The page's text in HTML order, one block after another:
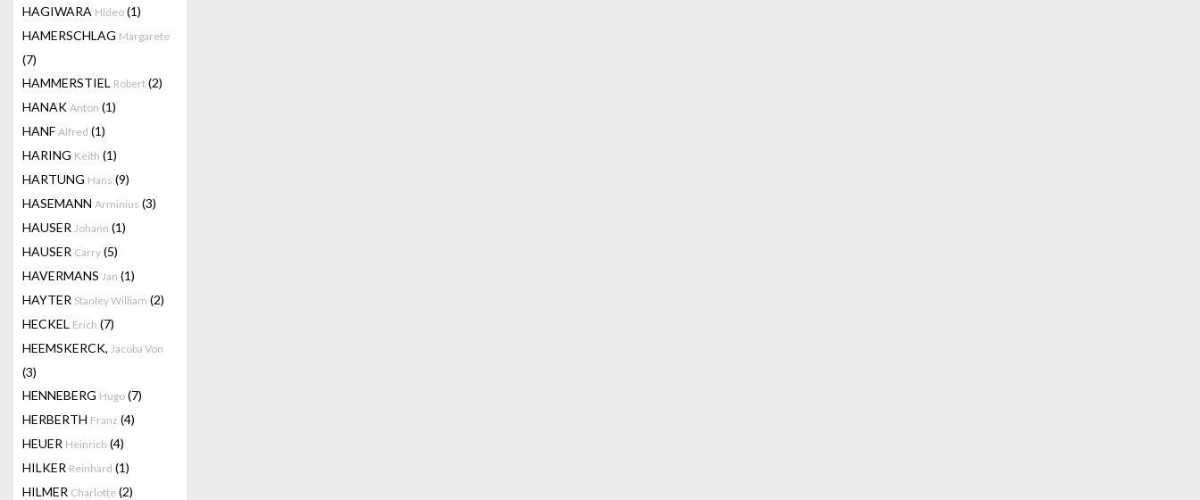
HAGIWARA Hideo (1)
HAMERSCHLAG Margarete
(7)
HAMMERSTIEL Robert (2)
HANAK Anton (1)
HANF Alfred (1)
HARING Keith (1)
HARTUNG Hans (9)
HASEMANN Arminius (3)
HAUSER Johann (1)
HAUSER Carry (5)
HAVERMANS Jan (1)
HAYTER Stanley William (2)
HECKEL Erich (7)
HEEMSKERCK, Jacoba Von
(3)
HENNEBERG Hugo (7)
HERBERTH Franz (4)
HEUER Heinrich (4)
HILKER Reinhard (1)
HILMER Charlotte (2)